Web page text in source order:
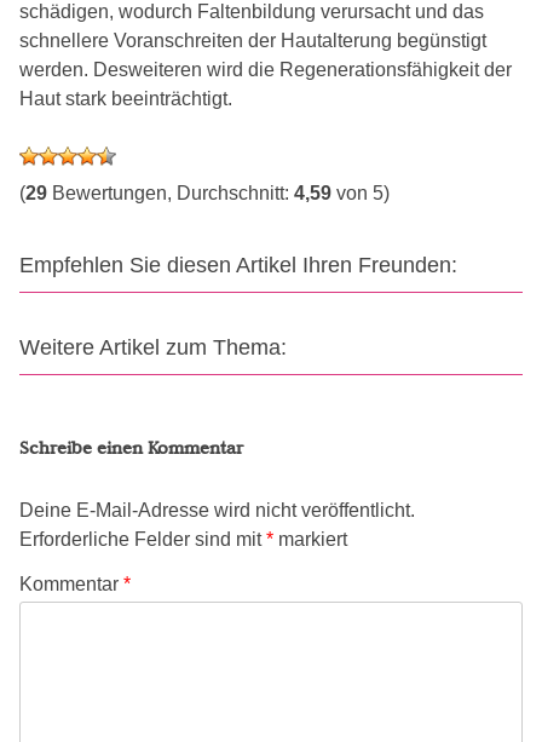
schädigen, wodurch Faltenbildung verursacht und das
schnellere Voranschreiten der Hautalterung begünstigt
werden. Desweiteren wird die Regenerationsfähigkeit der
Haut stark beeinträchtigt.
(29 Bewertungen, Durchschnitt: 4,59 von 5)
Empfehlen Sie diesen Artikel Ihren Freunden:
Weitere Artikel zum Thema:
Schreibe einen Kommentar
Deine E-Mail-Adresse wird nicht veröffentlicht.
Erforderliche Felder sind mit* markiert
Kommentar *